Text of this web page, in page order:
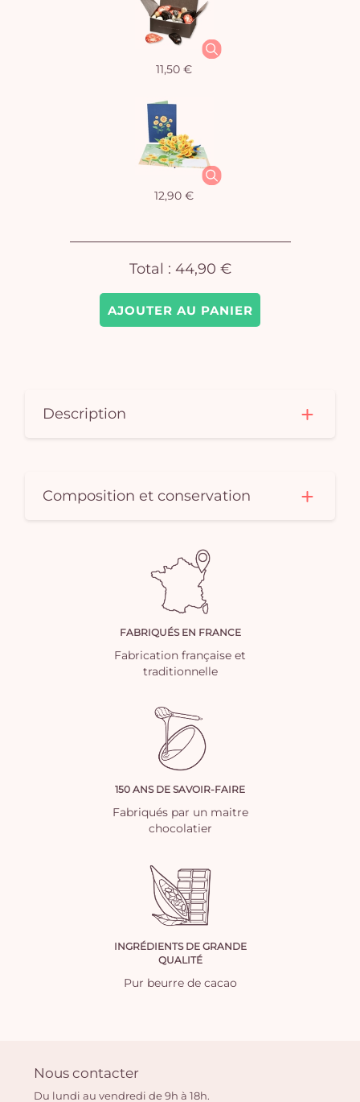
AJOUTER AU PANIER
11,50 €
12,90 €
Total : 44,90 €
Description
Composition et conservation
FABRIQUÉS EN FRANCE
Fabrication française et
traditionnelle
150 ANS DE SAVOIR-FAIRE
Fabriqués par un maitre
chocolatier
INGRÉDIENTS DE GRANDE
QUALITÉ
Pur beurre de cacao
Nous contacter
Du lundi au vendredi de 9h à 18h.